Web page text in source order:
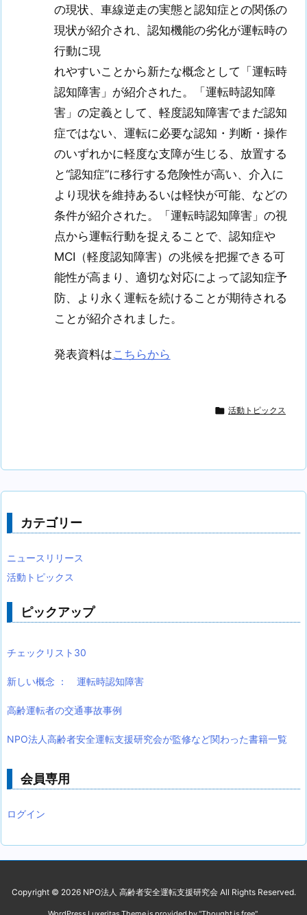
の現状、車線逆走の実態と認知症との関係の
現状が紹介され、認知機能の劣化が運転時の
行動に現
れやすいことから新たな概念として「運転時
認知障害」が紹介された。「運転時認知障
害」の定義として、軽度認知障害でまだ認知
症ではない、運転に必要な認知・判断・操作
のいずれかに軽度な支障が生じる、放置する
と“認知症”に移行する危険性が高い、介入に
より現状を維持あるいは軽快が可能、などの
条件が紹介された。「運転時認知障害」の視
点から運転行動を捉えることで、認知症や
MCI（軽度認知障害）の兆候を把握できる可
能性が高まり、適切な対応によって認知症予
防、より永く運転を続けることが期待される
ことが紹介されました。
発表資料はこちらから
 活動トピックス
カテゴリー
ニュースリリース
活動トピックス
ピックアップ
チェックリスト30
新しい概念 ： 運転時認知障害
高齢運転者の交通事故事例
NPO法人高齢者安全運転支援研究会が監修など関わった書籍一覧
会員専用
ログイン
Copyright © 2026 NPO法人 高齢者安全運転支援研究会All Rights Reserved.